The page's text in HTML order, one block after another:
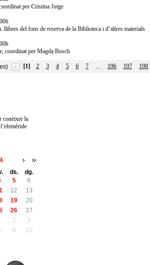
per Cristina Jutge
del fons de reserva de la Biblioteca i d’altres materials
coordinat per Magda Bosch
[1] 2 3 4 5 6 7 … 196 197
198
conèixer la
ds.
dg.
5
6
12
13
19
20
26
27
2
3
9 10